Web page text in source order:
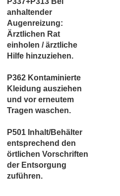
anhaltender
Augenreizung:
Ärztlichen Rat
einholen / ärztliche
Hilfe hinzuziehen.
P362 Kontaminierte
Kleidung ausziehen
und vor erneutem
Tragen waschen.
P501 Inhalt/Behälter
entsprechend den
örtlichen Vorschriften
der Entsorgung
zuführen.